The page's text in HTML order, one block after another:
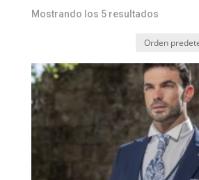
Mostrando los 5 resultados